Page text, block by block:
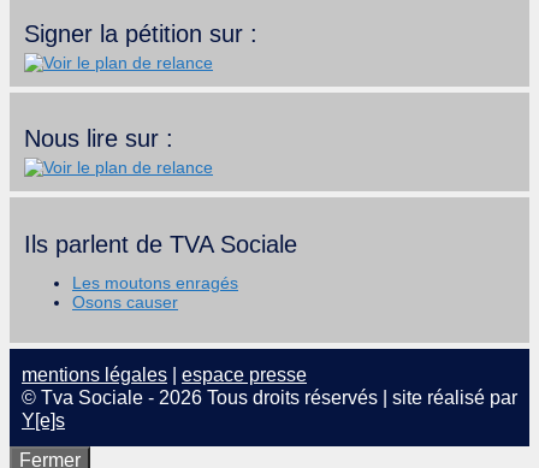
Signer la pétition sur :
Nous lire sur :
Ils parlent de TVA Sociale
Les moutons enragés
Osons causer
mentions légales
espace presse
© Tva Sociale - 2026 Tous droits réservés | site réalisé par
Y[e]s
Fermer